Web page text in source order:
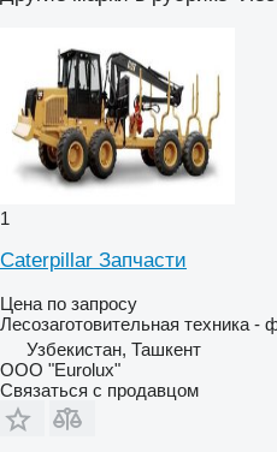
1
Caterpillar Запчасти
Цена по запросу
Лесозаготовительная техника -
Узбекистан, Ташкент
ООО "Eurolux"
Связаться с продавцом